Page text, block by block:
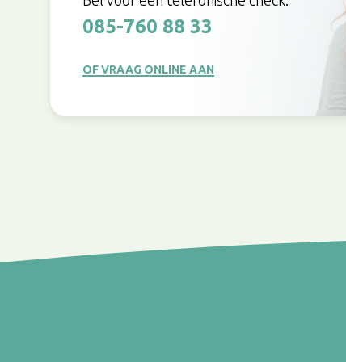
085-760 88 33
OF VRAAG ONLINE AAN